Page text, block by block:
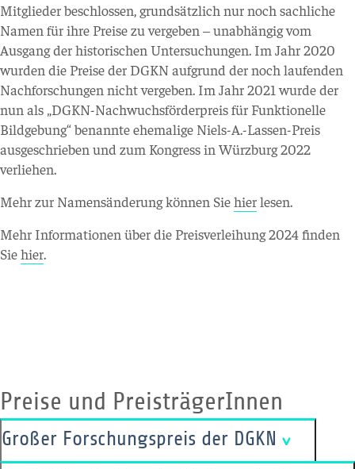
Mitglieder beschlossen, grundsätzlich nur noch sachliche
Namen für ihre Preise zu vergeben – unabhängig vom
Ausgang der historischen Untersuchungen. Im Jahr 2020
wurden die Preise der DGKN aufgrund der noch laufenden
Nachforschungen nicht vergeben. Im Jahr 2021 wurde der
nun als „DGKN-Nachwuchsförderpreis für Funktionelle
Bildgebung“ benannte ehemalige Niels-A.-Lassen-Preis
ausgeschrieben und zum Kongress in Würzburg 2022
verliehen.
Mehr zur Namensänderung können Siehierlesen.
Mehr Informationen über die Preisverleihung 2024 finden
Siehier.
Preise und PreisträgerInnen
Großer Forschungspreis der DGKN